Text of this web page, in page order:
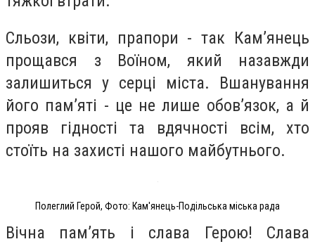
Сльози, квіти, прапори - так Кам’янець
прощався з Воїном, який назавжди
залишиться у серці міста. Вшанування
його пам’яті - це не лише обов’язок, а й
прояв гідності та вдячності всім, хто
стоїть на захисті нашого майбутнього.
Полеглий Герой, Фото: Кам'янець-Подільська міська рада
Вічна пам’ять і слава Герою! Слава